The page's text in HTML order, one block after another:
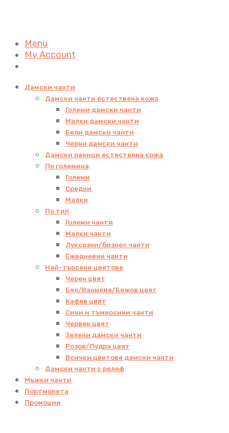
Menu
My Account
Дамски чанти
Дамски чанти естествена кожа
Големи дамски чанти
Малки дамски чанти
Бели дамски чанти
Черни дамски чанти
Дамски раници естествена кожа
По големина
Големи
Средни
Малки
По тип
Големи чанти
Малки чанти
Луксозни/бизнес чанти
Ежедневни чанти
Най-търсени цветове
Черен цвят
Бял/Ванилия/Бежов цвят
Кафяв цвят
Сини и тъмносини чанти
Червен цвят
Зелени дамски чанти
Розов/Пудра цвят
Всички цветове дамски чанти
Дамски чанти с релеф
Мъжки чанти
Портмонета
Промоции